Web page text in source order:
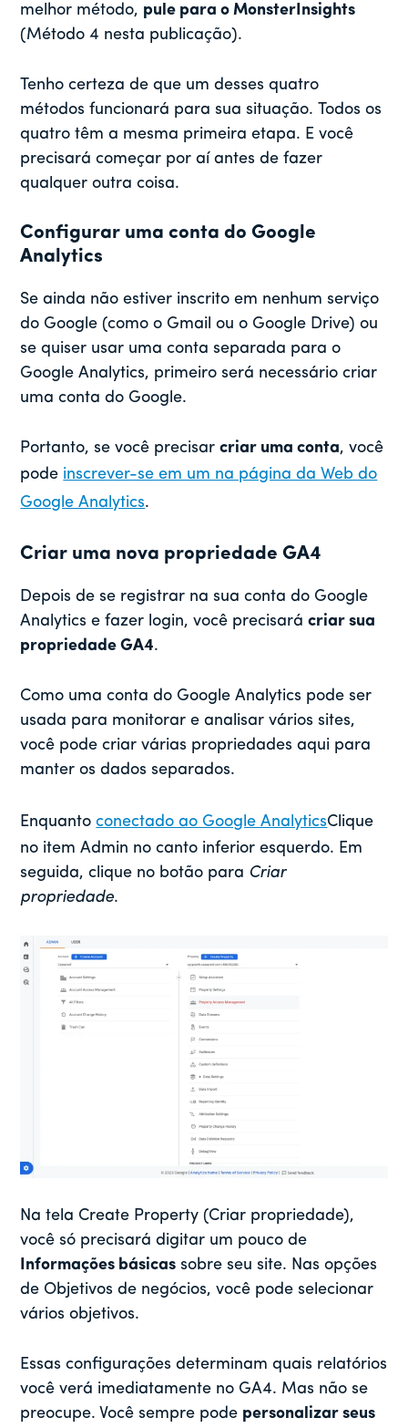
melhor método, pule para o MonsterInsights
(Método 4 nesta publicação).
Tenho certeza de que um desses quatro
métodos funcionará para sua situação. Todos os
quatro têm a mesma primeira etapa. E você
precisará começar por aí antes de fazer
qualquer outra coisa.
Configurar uma conta do Google
Analytics
Se ainda não estiver inscrito em nenhum serviço
do Google (como o Gmail ou o Google Drive) ou
se quiser usar uma conta separada para o
Google Analytics, primeiro será necessário criar
uma conta do Google.
Portanto, se você precisarcriar uma conta, você
pode inscrever-se em um na página da Web do
Google Analytics.
Criar uma nova propriedade GA4
Depois de se registrar na sua conta do Google
Analytics e fazer login, você precisarácriar sua
propriedade GA4.
Como uma conta do Google Analytics pode ser
usada para monitorar e analisar vários sites,
você pode criar várias propriedades aqui para
manter os dados separados.
Enquantoconectado ao Google AnalyticsClique
no item Admin no canto inferior esquerdo. Em
seguida, clique no botão para Criar
propriedade.
Na tela Create Property (Criar propriedade),
você só precisará digitar um pouco de
Informações básicas sobre seu site. Nas opções
de Objetivos de negócios, você pode selecionar
vários objetivos.
Essas configurações determinam quais relatórios
você verá imediatamente no GA4. Mas não se
preocupe. Você sempre pode personalizar seus